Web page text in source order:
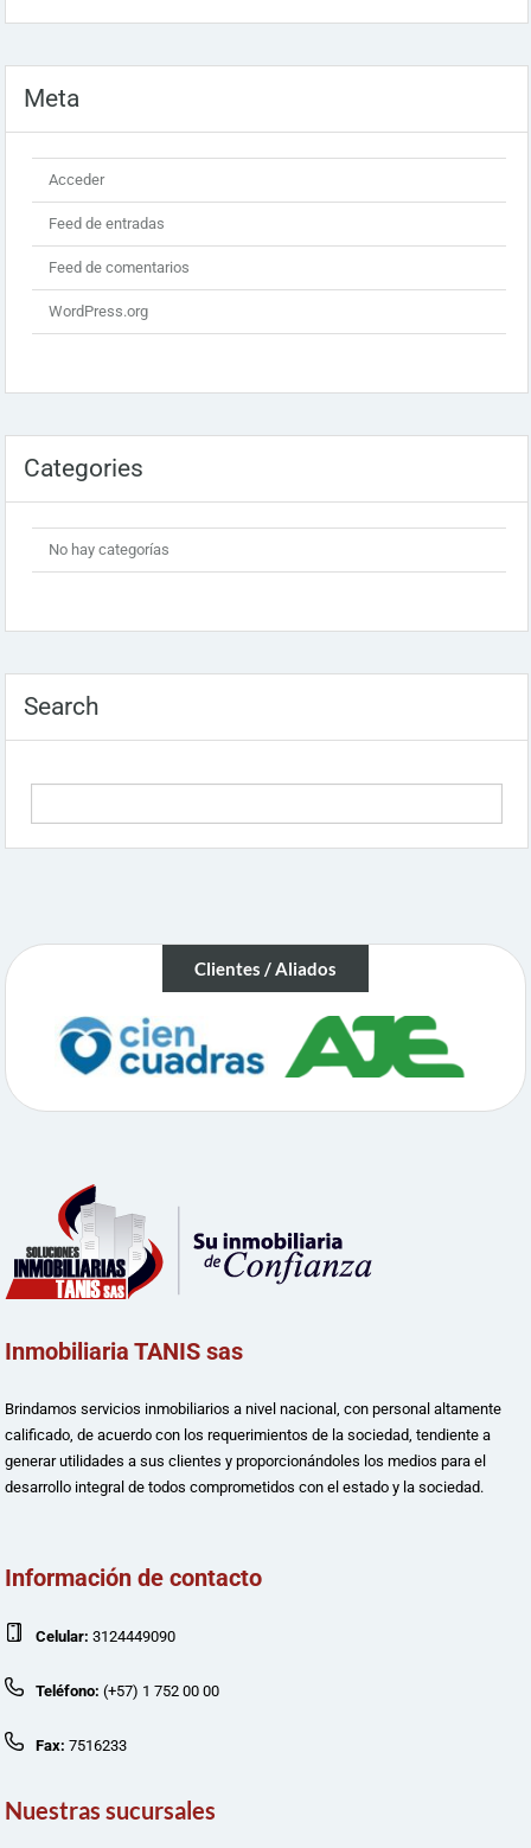
Meta
Acceder
Feed de entradas
Feed de comentarios
WordPress.org
Categories
No hay categorías
Search
Clientes / Aliados
Inmobiliaria TANIS sas
Brindamos servicios inmobiliarios a nivel nacional, con personal altamente
calificado, de acuerdo con los requerimientos de la sociedad, tendiente a
generar utilidades a sus clientes y proporcionándoles los medios para el
desarrollo integral de todos comprometidos con el estado y la sociedad.
Información de contacto
Celular: 3124449090
Teléfono: (+57) 1 752 00 00
Fax: 7516233
Nuestras sucursales